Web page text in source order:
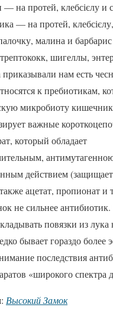
— на протей, клебсієлу
— на протей,
малина и
шигеллы,
приказывали нам есть
к пребиотикам,
микробиоту
важные
который обладает
действием (защищает
ацетат, пропионат и
не сильнее
повязки из
бывает гораздо
последствия
«широкого спектра
Высокий Замок